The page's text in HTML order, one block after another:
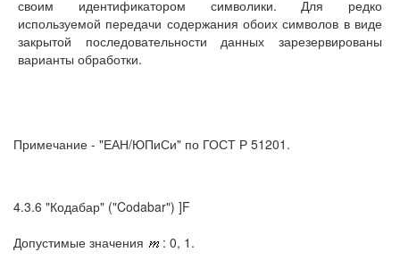
своим идентификатором символики. Для редко
используемой передачи содержания обоих символов в виде
закрытой последовательности данных зарезервированы
варианты обработки.
Примечание - "ЕАН/ЮПиСи" по ГОСТ Р 51201.
4.3.6 "Кодабар" ("Codabar") ]F
Допустимые значения
: 0, 1.